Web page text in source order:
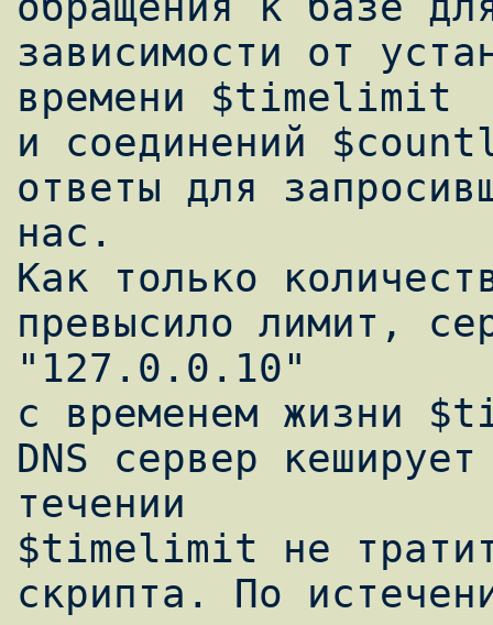
зависимости от
времени $timelimit
и соединений
ответы для
нас.
Как только
превысило лимит,
"127.0.0.10"
с временем жизни
DNS сервер
течении
$timelimit не
скрипта. По